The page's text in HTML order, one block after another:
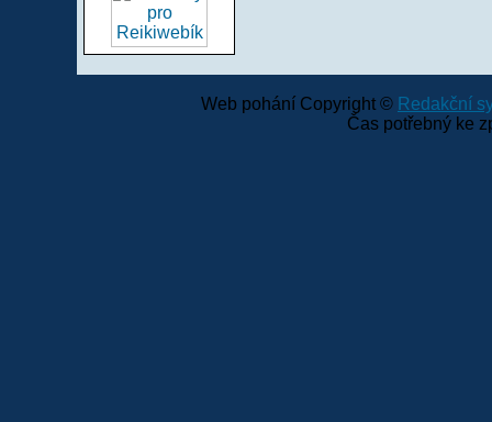
Web pohání Copyright © Redakční
Čas potřebný ke